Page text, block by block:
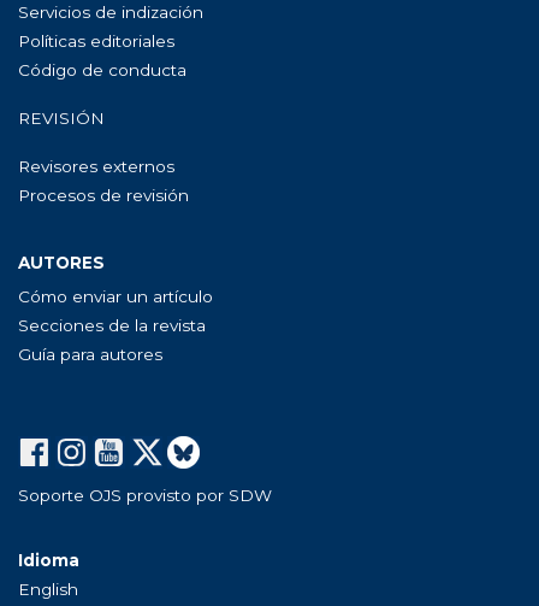
Servicios de indización
Políticas editoriales
Código de conducta
REVISIÓN
Revisores externos
Procesos de revisión
AUTORES
Cómo enviar un artículo
Secciones de la revista
Guía para autores
Soporte OJS provisto por SDW
Idioma
English